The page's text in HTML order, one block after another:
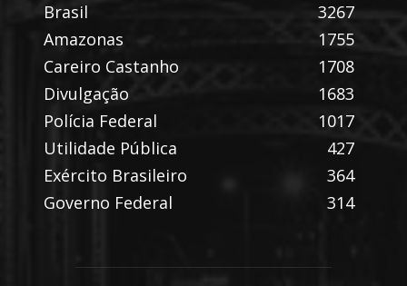
Brasil
3267
Amazonas
1755
Careiro Castanho
1708
Divulgação
1683
Polícia Federal
1017
Utilidade Pública
427
Exército Brasileiro
364
Governo Federal
314